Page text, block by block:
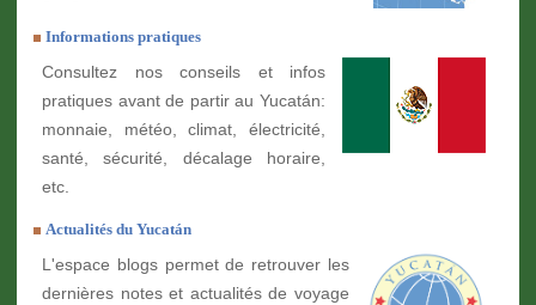
Informations pratiques
Consultez nos conseils et infos
pratiques avant de partir au Yucatán:
monnaie, météo, climat, électricité,
santé, sécurité, décalage horaire,
etc.
Actualités du Yucatán
L'espace blogs permet de retrouver les
dernières notes et actualités de voyage